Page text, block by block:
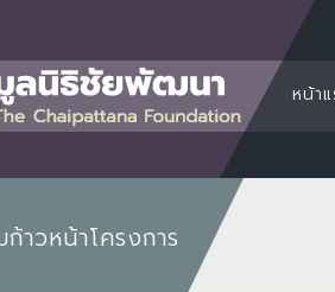
หน้า
าวหน้าโครงการ